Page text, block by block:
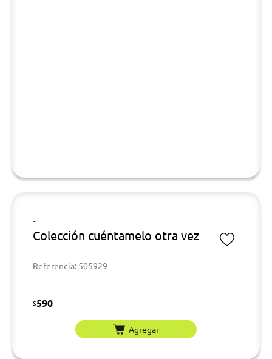
-
Colección cuéntamelo otra vez
Referencia: 505929
$590
Agregar